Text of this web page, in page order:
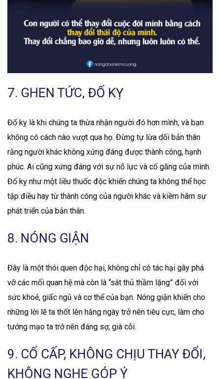
7. GHEN TỨC, ĐỐ KỴ
Đố kỵ là khi chúng ta thừa nhận người đó hơn mình, và bạn
không có cách nào vượt qua họ. Đừng tự lừa dối bản thân
rằng người khác không xứng đáng được thành công, hạnh
phúc. Ai cũng xứng đáng với sự nỗ lực và cố gắng của mình.
Đố kỵ như một liều thuốc độc khiến chúng ta không thể học
tập điều hay từ thành công của người khác và kiềm hãm sự
phát triển của bản thân.
8. NÓNG GIẬN
Đây là một thói quen độc hại, không chỉ có tác hại gây phá
vỡ các mối quan hệ mà còn là “sát thủ thầm lặng” đối với
sức khoẻ, giấc ngủ và cơ thể của bạn. Nóng giận khiến cho
những lời lẽ ta thốt lên hằng ngày trở nên tiêu cực, làm cho
tướng mạo ta trở nên đáng sợ, già cỗi.
9. CỐ CẤP, KHÔNG CHỊU THAY ĐỔI,
KHÔNG NGHE GÓP Ý